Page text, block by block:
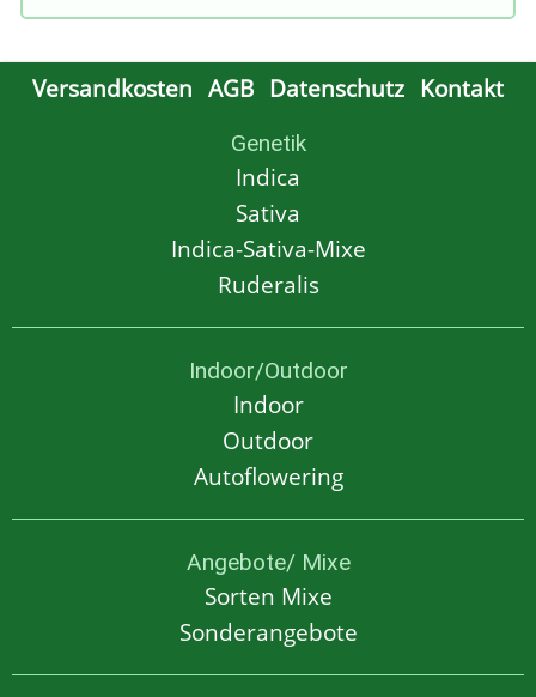
Versandkosten AGB Datenschutz Kontakt
Genetik
Indica
Sativa
Indica-Sativa-Mixe
Ruderalis
Indoor/Outdoor
Indoor
Outdoor
Autoflowering
Angebote/ Mixe
Sorten Mixe
Sonderangebote